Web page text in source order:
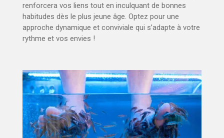
renforcera vos liens tout en inculquant de bonnes
habitudes dès le plus jeune âge. Optez pour une
approche dynamique et conviviale qui s’adapte à votre
rythme et vos envies !